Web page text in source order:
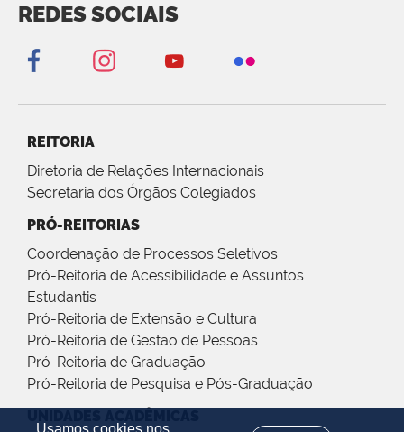
Usamos cookies nos
REDES SOCIAIS
REITORIA
Diretoria de Relações Internacionais
Secretaria dos Órgãos Colegiados
PRÓ-REITORIAS
Coordenação de Processos Seletivos
Pró-Reitoria de Acessibilidade e Assuntos
Estudantis
Pró-Reitoria de Extensão e Cultura
Pró-Reitoria de Gestão de Pessoas
Pró-Reitoria de Graduação
Pró-Reitoria de Pesquisa e Pós-Graduação